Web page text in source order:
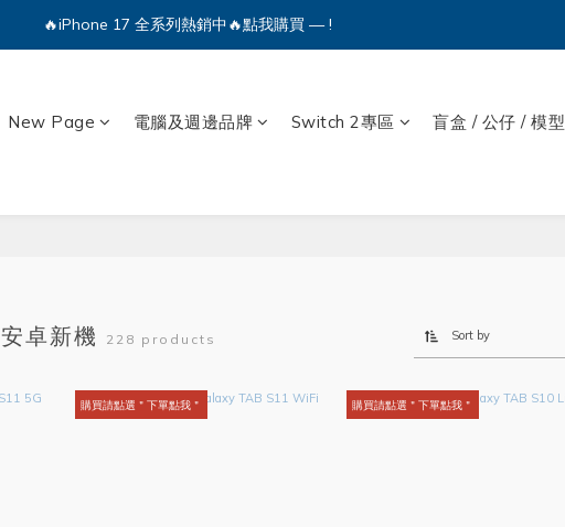
🔥iPhone 17 全系列熱銷中🔥點我購買 — !
🔥iPhone 17 全系列熱銷中🔥點我購買 — !
🔥iPhone 17 全系列熱銷中🔥點我購買 — !
New Page 電腦及週邊品牌 Switch 2專區 盲盒 / 公仔 / 模型
安卓新機 228 products Sort by
購買請點選＂下單點我＂ 購買請點選＂下單點我＂